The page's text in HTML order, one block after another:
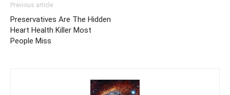
Previous article
Preservatives Are The Hidden
Heart Health Killer Most
People Miss